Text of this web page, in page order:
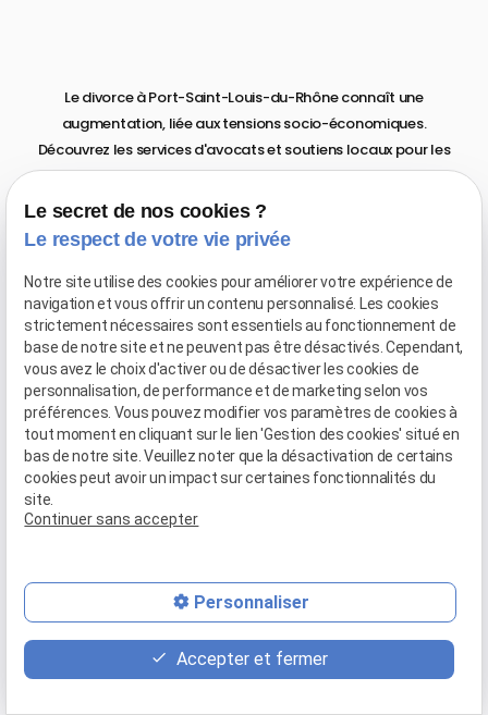
Le divorce à Port-Saint-Louis-du-Rhône connaît une
augmentation, liée aux tensions socio-économiques.
Découvrez les services d'avocats et soutiens locaux pour les
couples en difficulté. Nous vous aidons à divorcer dans les
meilleures conditions !
Le secret de nos cookies ?
Le respect de votre vie privée
Notre site utilise des cookies pour améliorer votre expérience de
navigation et vous offrir un contenu personnalisé. Les cookies
strictement nécessaires sont essentiels au fonctionnement de
base de notre site et ne peuvent pas être désactivés. Cependant,
vous avez le choix d'activer ou de désactiver les cookies de
personnalisation, de performance et de marketing selon vos
préférences. Vous pouvez modifier vos paramètres de cookies à
tout moment en cliquant sur le lien 'Gestion des cookies' situé en
bas de notre site. Veuillez noter que la désactivation de certains
cookies peut avoir un impact sur certaines fonctionnalités du
site.
Continuer sans accepter
Personnaliser
Accepter et fermer